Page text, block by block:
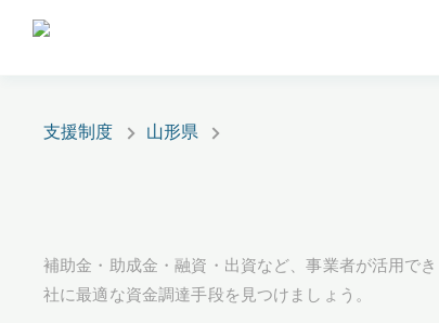
支援制度 山形県
補助金・助成金・融資・出資など、事業者が活用で
社に最適な資金調達手段を見つけましょう。